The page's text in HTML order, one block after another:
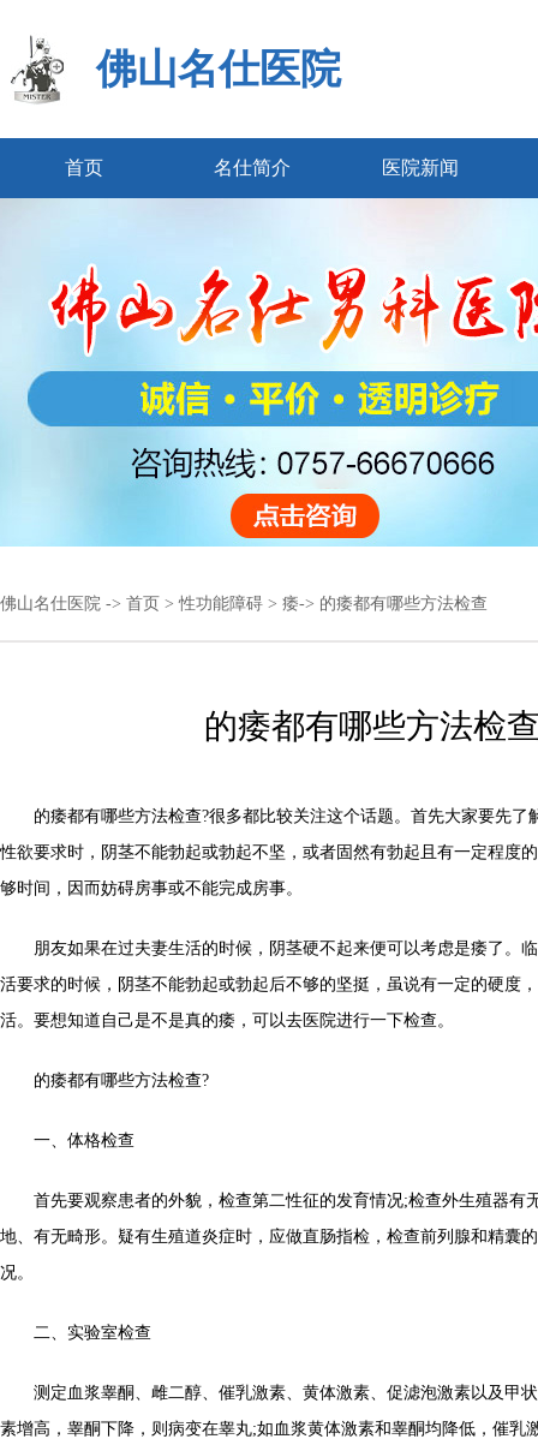
佛山名仕医院
首页 名仕简介 医院新闻
佛山名仕医院 -> 首页 >性功能障碍 > 痿-> 的痿都有哪些方法检查
的痿都有哪些方法检
的痿都有哪些方法检查?很多都比较关注这个话题。首先大家要先了
性欲要求时，阴茎不能勃起或勃起不坚，或者固然有勃起且有一定程度
够时间，因而妨碍房事或不能完成房事。
朋友如果在过夫妻生活的时候，阴茎硬不起来便可以考虑是痿了。
活要求的时候，阴茎不能勃起或勃起后不够的坚挺，虽说有一定的硬度
活。要想知道自己是不是真的痿，可以去医院进行一下检查。
的痿都有哪些方法检查?
一、体格检查
首先要观察患者的外貌，检查第二性征的发育情况;检查外生殖器有
地、有无畸形。疑有生殖道炎症时，应做直肠指检，检查前列腺和精囊
况。
二、实验室检查
测定血浆睾酮、雌二醇、催乳激素、黄体激素、促滤泡激素以及甲
素增高，睾酮下降，则病变在睾丸;如血浆黄体激素和睾酮均降低，催乳